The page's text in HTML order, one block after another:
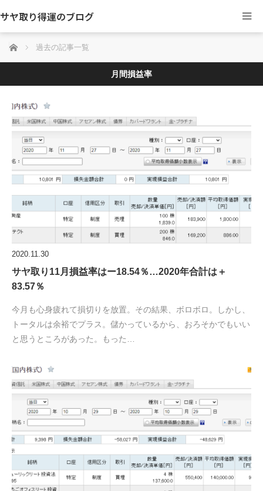
サヤ取り得運のブログ
ホーム 過去の記事一覧
月間損益率
2020.11.30
サヤ取り11月損益率はー18.54％…2020年合計は＋
83.57％
今月も心身疲れて損切りを放置。その結果、ボロボロ。しかし、
トータルは余裕でプラス。儲かっているから、おろそかでもいい
と思うところがあった。もった…